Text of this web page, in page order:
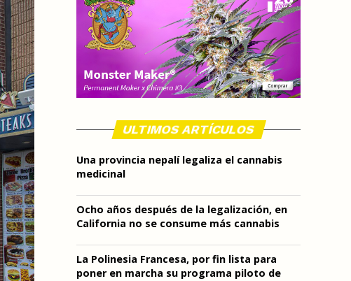
ULTIMOS ARTÍCULOS
Una provincia nepalí legaliza el cannabis
medicinal
Ocho años después de la legalización, en
California no se consume más cannabis
La Polinesia Francesa, por fin lista para
poner en marcha su programa piloto de